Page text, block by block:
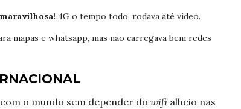
4G o tempo todo, rodava até vídeo.
mapas e whatsapp, mas não carregava bem redes
o mundo sem depender do wifi alheio nas